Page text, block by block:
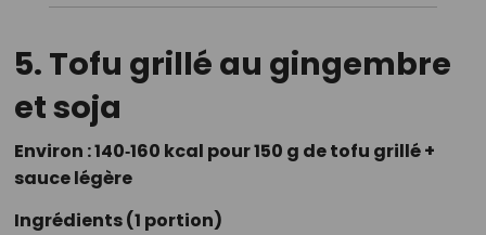
5. Tofu grillé au gingembre
et soja
Environ : 140‑160 kcal pour 150 g de tofu grillé +
sauce légère
Ingrédients (1 portion)